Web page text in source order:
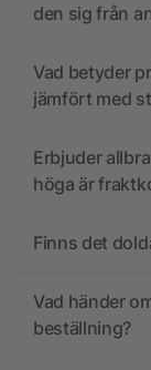
den sig från
Vad betyder
jämfört med
Erbjuder
höga är
Finns det
Vad händer
beställning?